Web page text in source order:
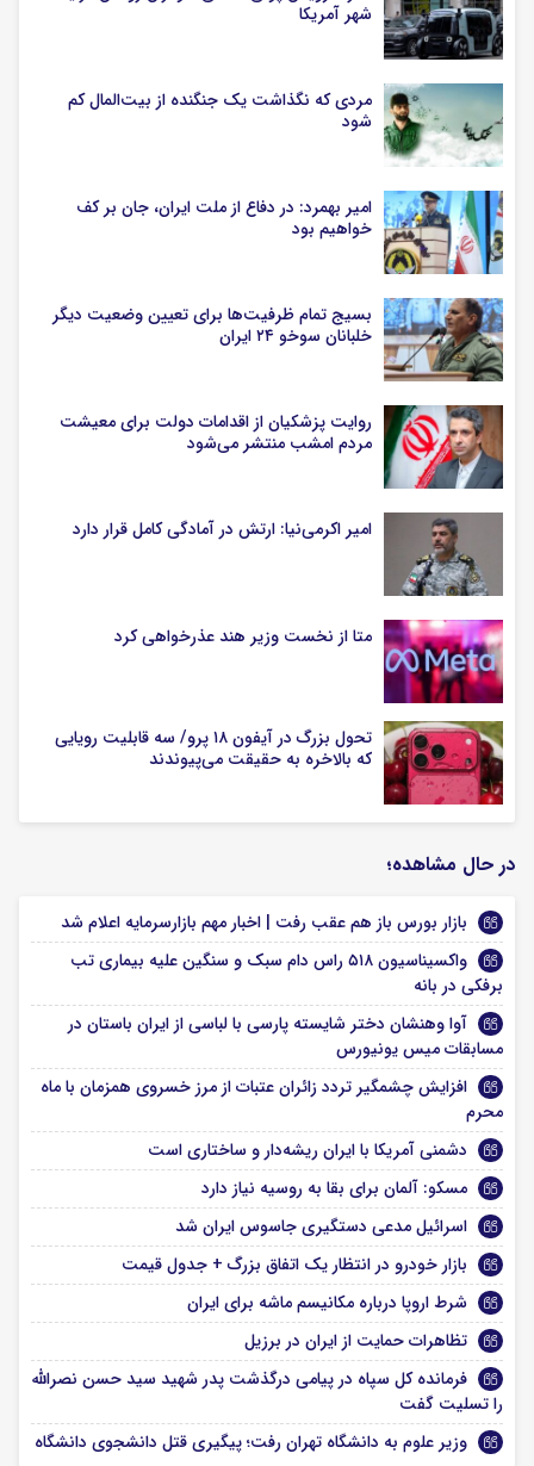
شهر آمریکا
مردی که نگذاشت یک جنگنده از بیت‌المال کم
شود
امیر بهمرد: در دفاع از ملت ایران، جان بر کف
خواهیم بود
بسیج تمام ظرفیت‌ها برای تعیین وضعیت دیگر
خلبانان سوخو ۲۴ ایران
روایت پزشکیان از اقدامات دولت برای معیشت
مردم امشب منتشر می‌شود
امیر اکرمی‌نیا: ارتش در آمادگی کامل قرار دارد
متا از نخست وزیر هند عذرخواهی کرد
تحول بزرگ در آیفون ۱۸ پرو/ سه قابلیت رویایی
که بالاخره به حقیقت می‌پیوندند
در حال مشاهده؛
بازار بورس باز هم عقب رفت | اخبار مهم بازارسرمایه اعلام شد
واکسیناسیون ۵۱۸ راس دام سبک و سنگین علیه بیماری تب
برفکی در بانه
آوا وهنشان دختر شایسته پارسی با لباسی از ایران باستان در
مسابقات میس یونیورس
افزایش چشمگیر تردد زائران عتبات از مرز خسروی همزمان با ماه
محرم
دشمنی آمریکا با ایران ریشه‌دار و ساختاری است
مسکو: آلمان برای بقا به روسیه نیاز دارد
اسرائیل مدعی دستگیری جاسوس ایران شد
بازار خودرو در انتظار یک اتفاق بزرگ + جدول قیمت
شرط اروپا درباره مکانیسم ماشه برای ایران
تظاهرات حمایت از ایران در برزیل
فرمانده کل سپاه در پیامی درگذشت پدر شهید سید حسن نصرالله
را تسلیت گفت
وزیر علوم به دانشگاه تهران رفت؛ پیگیری قتل دانشجوی دانشگاه